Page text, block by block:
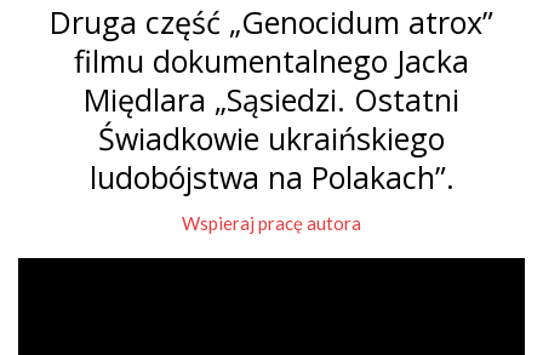
Druga część „Genocidum atrox”
filmu dokumentalnego Jacka
Międlara „Sąsiedzi. Ostatni
Świadkowie ukraińskiego
ludobójstwa na Polakach”.
Wspieraj pracę autora